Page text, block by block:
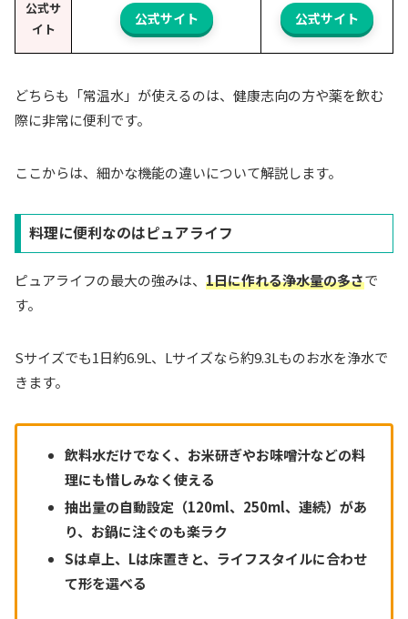
公式サ
イト
公式サイト 公式サイト
どちらも「常温水」が使えるのは、健康志向の方や薬を飲む
際に非常に便利です。
ここからは、細かな機能の違いについて解説します。
料理に便利なのはピュアライフ
ピュアライフの最大の強みは、 1日に作れる浄水量の多さで
す。
Sサイズでも1日約6.9L、Lサイズなら約9.3Lものお水を浄水で
きます。
飲料水だけでなく、お米研ぎやお味噌汁などの料
理にも惜しみなく使える
抽出量の自動設定（120ml、250ml、連続）があ
り、お鍋に注ぐのも楽ラク
Sは卓上、Lは床置きと、ライフスタイルに合わせ
て形を選べる